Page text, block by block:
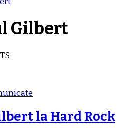
Gilbert
la Hard Rock